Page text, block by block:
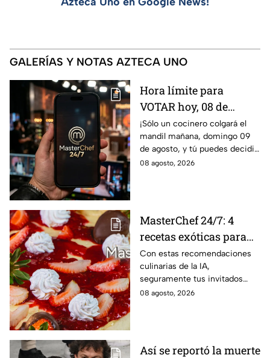
GALERÍAS Y NOTAS AZTECA UNO
Hora límite para
VOTAR hoy, 08 de
agosto, y salvar a tu
cocinero favorito de
MasterChef 24/7
¡Sólo un cocinero colgará el
mandil mañana, domingo 09
de agosto, y tú puedes decidir
quién continúa en la
08 agosto, 2026
MasterChef 24/7: 4
recetas exóticas para
pizzas dulces que le
darán un toque
sofisticado a tu mesa
Con estas recomendaciones
culinarias de la IA,
seguramente tus invitados
quedarán encantados a la hora
08 agosto, 2026
Así se reportó la muerte